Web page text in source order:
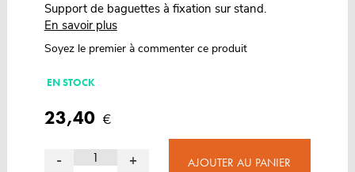
Support de baguettes à fixation sur stand.
En savoir plus
Soyez le premier à commenter ce produit
EN STOCK
23,40 €
- + AJOUTER AU PANIER